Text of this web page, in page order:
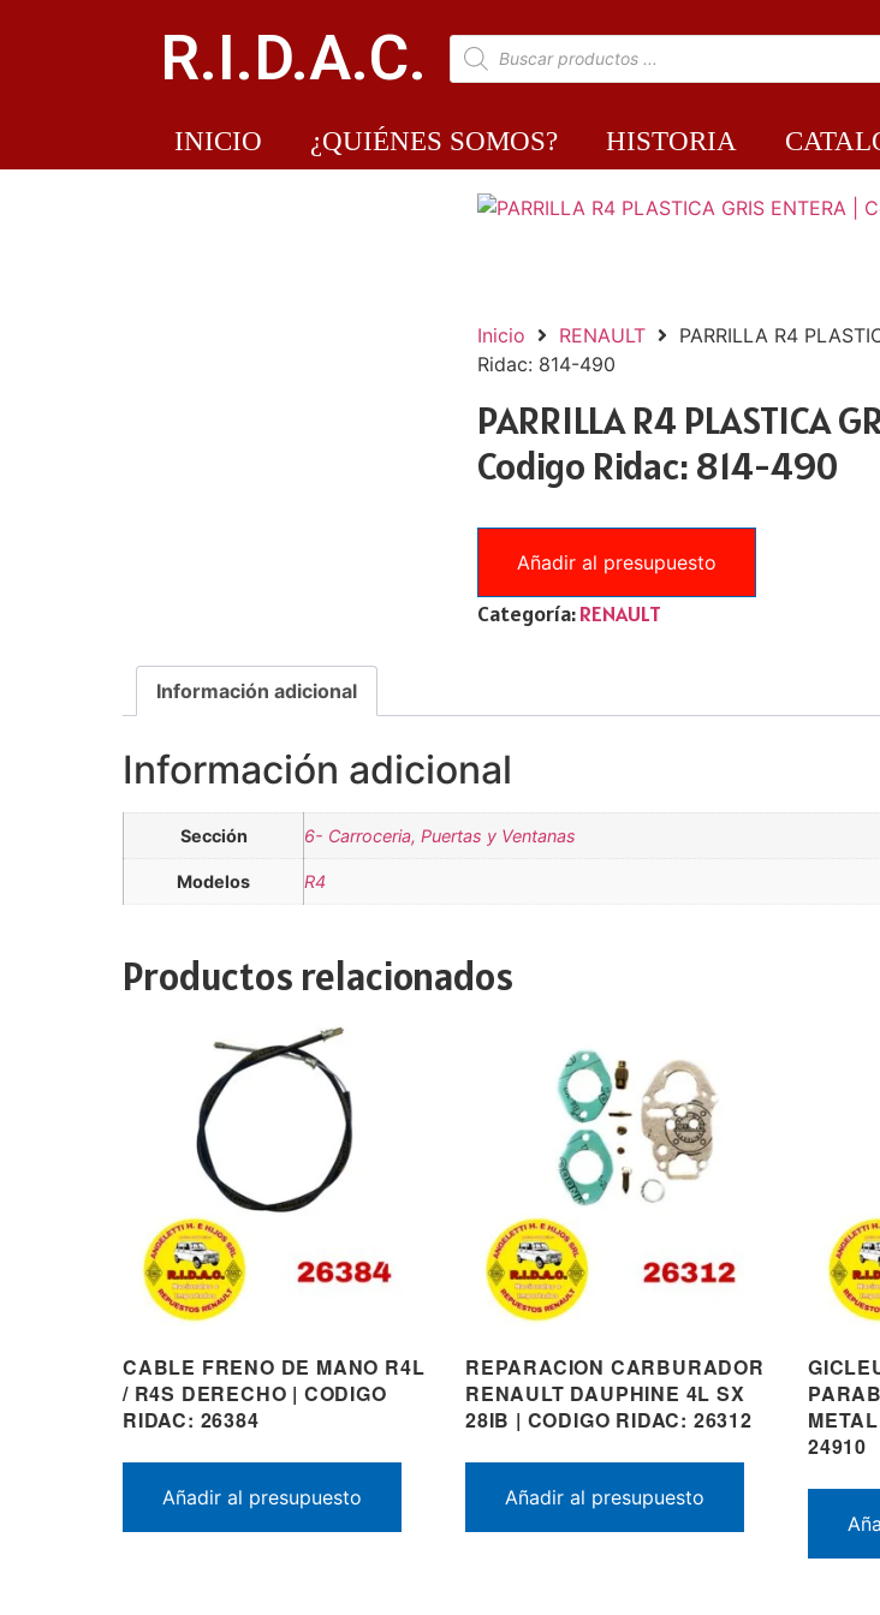
R.I.D.A.C.
INICIO ¿QUIÉNES SOMOS? HISTORIA
Inicio RENAULT
PARRILLA R4
Ridac: 814-490
PARRILLA R4 PLASTICA
Codigo Ridac: 814-490
Añadir al presupuesto
Categoría:RENAULT
Información adicional
Información adicional
Sección 6- Carroceria, Puertas y Ventanas
Modelos R4
Productos relacionados
CABLE FRENO DE MANO R4L
/ R4S DERECHO | CODIGO
RIDAC: 26384
Añadir al presupuesto
REPARACION CARBURADOR
RENAULT DAUPHINE 4L SX
28IB | CODIGO RIDAC: 26312
Añadir al presupuesto
24910